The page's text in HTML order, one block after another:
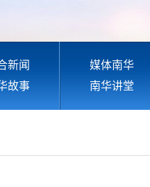
新闻 媒体南华
故事 南华讲堂